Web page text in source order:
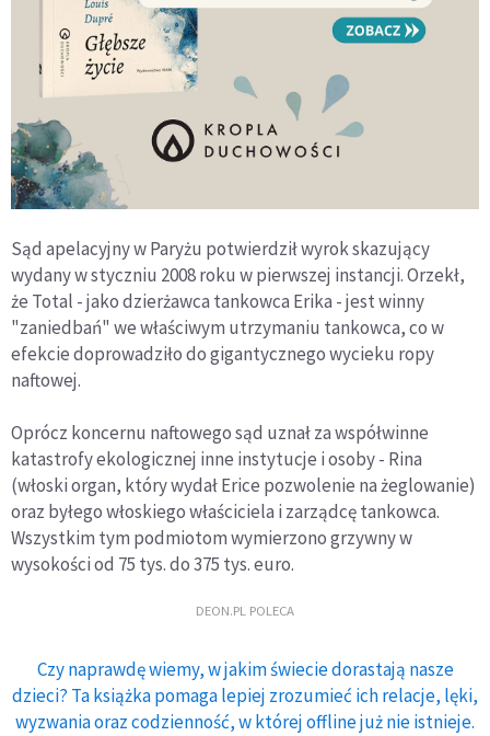
Sąd apelacyjny w Paryżu potwierdził wyrok skazujący
wydany w styczniu 2008 roku w pierwszej instancji. Orzekł,
że Total - jako dzierżawca tankowca Erika - jest winny
"zaniedbań" we właściwym utrzymaniu tankowca, co w
efekcie doprowadziło do gigantycznego wycieku ropy
naftowej.
Oprócz koncernu naftowego sąd uznał za współwinne
katastrofy ekologicznej inne instytucje i osoby - Rina
(włoski organ, który wydał Erice pozwolenie na żeglowanie)
oraz byłego włoskiego właściciela i zarządcę tankowca.
Wszystkim tym podmiotom wymierzono grzywny w
wysokości od 75 tys. do 375 tys. euro.
DEON.PL POLECA
Czy naprawdę wiemy, w jakim świecie dorastają nasze
dzieci? Ta książka pomaga lepiej zrozumieć ich relacje, lęki,
wyzwania oraz codzienność, w której offline już nie istnieje.